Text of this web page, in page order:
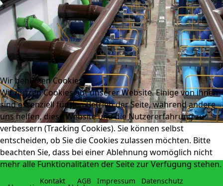
Kontakt AGB Impressum Datenschutz
Wir benutzen Cookies
Wir nutzen Cookies auf unserer Website. Einige von ihnen
sind essenziell für den Betrieb der Seite, während andere
uns helfen, diese Website und die Nutzererfahrung zu
verbessern (Tracking Cookies). Sie können selbst
entscheiden, ob Sie die Cookies zulassen möchten. Bitte
beachten Sie, dass bei einer Ablehnung womöglich nicht
mehr alle Funktionalitäten der Seite zur Verfügung stehen.